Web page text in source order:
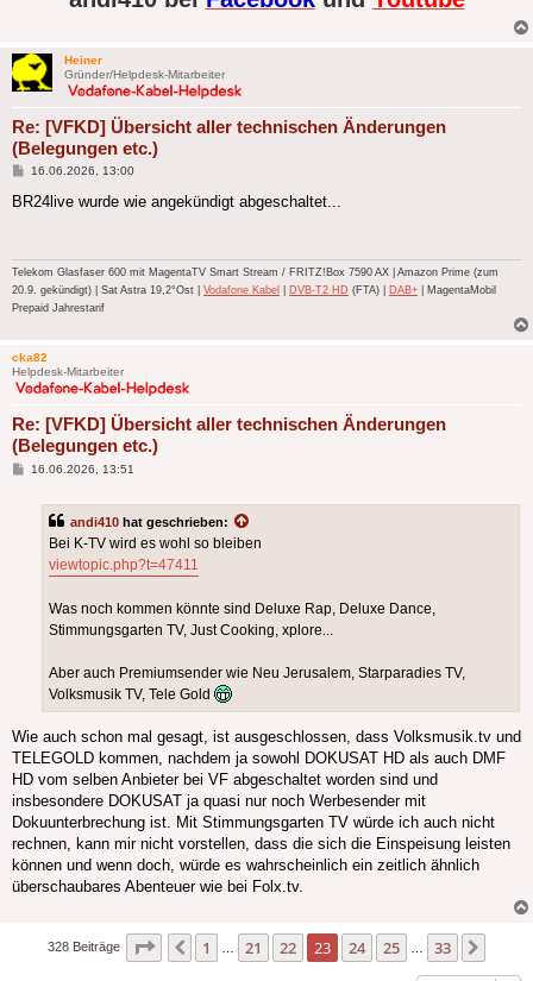
Heiner
Gründer/Helpdesk-Mitarbeiter
Re: [VFKD] Übersicht aller technischen Änderungen
(Belegungen etc.)
Beitrag
16.06.2026, 13:00
BR24live wurde wie angekündigt abgeschaltet...
Telekom Glasfaser 600 mit MagentaTV Smart Stream / FRITZ!Box 7590 AX | Amazon Prime (zum
20.9. gekündigt) | Sat Astra 19,2°Ost | Vodafone Kabel DVB-T2 HD (FTA) | DAB+ | MagentaMobil
Prepaid Jahrestarif
cka82
Helpdesk-Mitarbeiter
Re: [VFKD] Übersicht aller technischen Änderungen
(Belegungen etc.)
Beitrag
16.06.2026, 13:51
andi410 hat geschrieben:
Bei K-TV wird es wohl so bleiben
viewtopic.php?t=47411
Was noch kommen könnte sind Deluxe Rap, Deluxe Dance,
Stimmungsgarten TV, Just Cooking, xplore...
Aber auch Premiumsender wie Neu Jerusalem, Starparadies TV,
Volksmusik TV, Tele Gold
Wie auch schon mal gesagt, ist ausgeschlossen, dass Volksmusik.tv und
TELEGOLD kommen, nachdem ja sowohl DOKUSAT HD als auch DMF
HD vom selben Anbieter bei VF abgeschaltet worden sind und
insbesondere DOKUSAT ja quasi nur noch Werbesender mit
Dokuunterbrechung ist. Mit Stimmungsgarten TV würde ich auch nicht
rechnen, kann mir nicht vorstellen, dass die sich die Einspeisung leisten
können und wenn doch, würde es wahrscheinlich ein zeitlich ähnlich
überschaubares Abenteuer wie bei Folx.tv.
328 Beiträge Seite 23 von 33
Vorherige
1 21 22 23 24 25 33